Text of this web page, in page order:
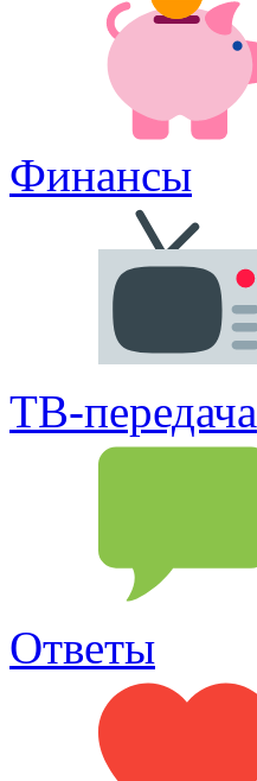
Финансы
ТВ-передача
Ответы